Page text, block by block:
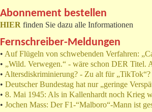
Abonnement bestellen
HIER finden Sie dazu alle Informationen
Fernschreiber-Meldungen
• Auf Flügeln von schwebenden Verfahren:
• „Wild. Verwegen.“ - wäre schon DER
• Altersdiskriminierung? - Zu alt für „TikTok“?
• Deutscher Bundestag hat nur „geringe
• 8. Mai 1945: Als in Kallenhardt noch Krieg
• Jochen Mass: Der F1-“Malboro“-Mann ist